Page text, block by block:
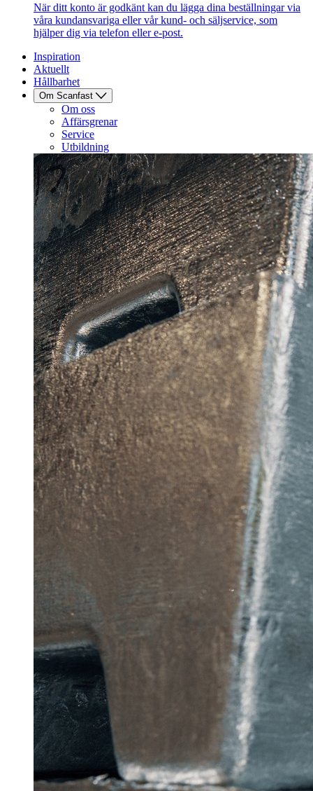
När ditt konto är godkänt kan du lägga dina beställningar via
våra kundansvariga eller vår kund- och säljservice, som
hjälper dig via telefon eller e-post.
Inspiration
Aktuellt
Hållbarhet
Om Scanfast
Om oss
Affärsgrenar
Service
Utbildning